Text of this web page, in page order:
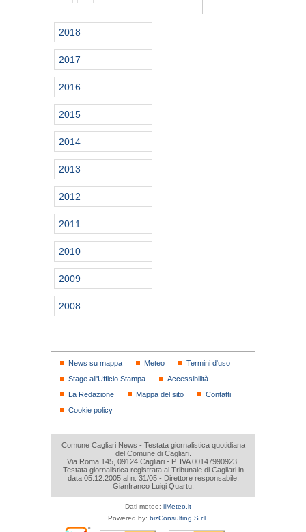
2018
2017
2016
2015
2014
2013
2012
2011
2010
2009
2008
News su mappa Meteo
Termini d'uso
Stage all'Ufficio Stampa
Accessibilità
La Redazione
Mappa del sito
Contatti
Cookie policy
Comune Cagliari News - Testata giornalistica quotidiana
del Comune di Cagliari.
Via Roma 145, 09124 Cagliari - P. IVA 00147990923.
Testata giornalistica registrata al Tribunale di Cagliari in
data 05.12.2005 al n. 31/05 - Direttore responsabile:
Gianfranco Luigi Quartu.
Dati meteo: ilMeteo.it
Powered by: bizConsulting S.r.l.